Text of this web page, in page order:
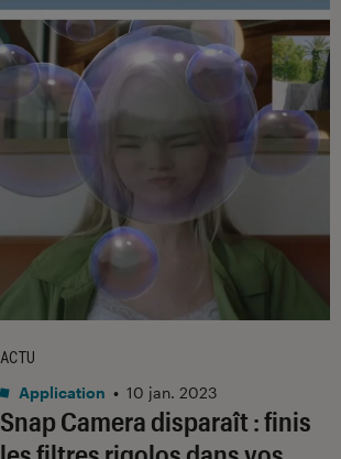
Snap Camera disparaît : finis
ACTU
Application • 10 jan. 2023